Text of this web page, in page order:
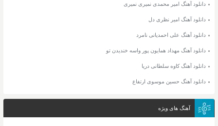
دانلود آهنگ امیر محمدی نمیری نمیری
دانلود آهنگ امیر نظری دل
دانلود آهنگ علی احمدیانی نامرد
دانلود آهنگ مهداد همایون پور واسه خندیدن تو
دانلود آهنگ کاوه سلطانی دریا
دانلود آهنگ حسین موسوی ارتفاع
آهنگ های ویژه